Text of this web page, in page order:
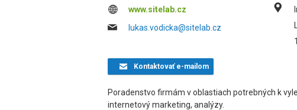
www.sitelab.cz
lukas.vodicka@sitelab.cz
Kontaktovaťe-mailom
Poradenstvo firmám v oblastiach potrebných k
internetový marketing, analýzy.